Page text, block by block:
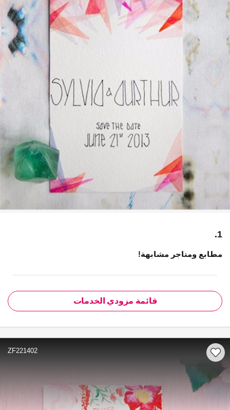
1.
مطابع ومتاجر مشابهة!
قائمة مزودي الخدمات
ZF221402